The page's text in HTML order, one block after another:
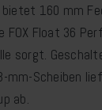
bietet 160 mm
Float 36
sorgt.
mm-Scheiben
ab.